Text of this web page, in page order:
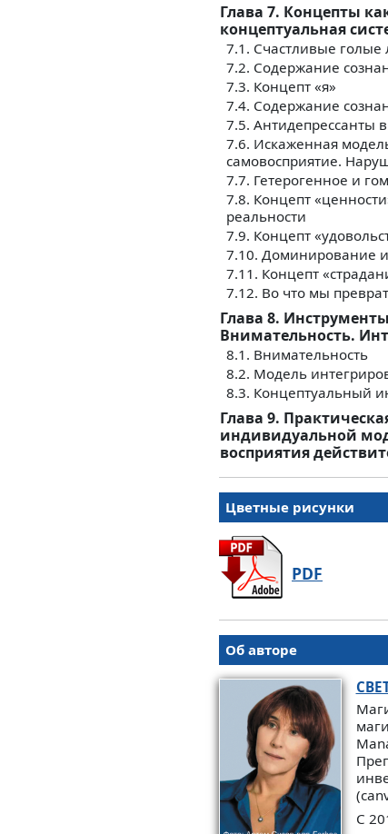
Глава 7. Концепты
концептуальная
7.1. Счастливые голые
7.2. Содержание
7.3. Концепт «я»
7.4. Содержание
7.5. Антидепрессанты
7.6. Искаженная
самовосприятие.
7.7. Гетерогенное и
7.8. Концепт
реальности
7.9. Концепт
7.10. Доминирование и
7.11. Концепт
7.12. Во что мы
Глава 8.
Внимательность.
8.1. Внимательность
8.2. Модель
8.3. Концептуальный
Глава 9.
индивидуальной
восприятия
Цветные рисунки
PDF
Об авторе
С